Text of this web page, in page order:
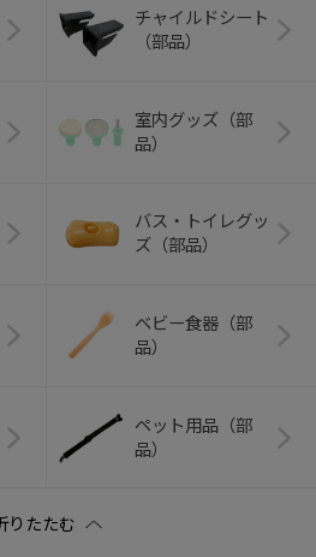
チャイルドシート
（部品）
室内グッズ（部
品）
バス・トイレグッ
ズ（部品）
ベビー食器（部
品）
ペット用品（部
品）